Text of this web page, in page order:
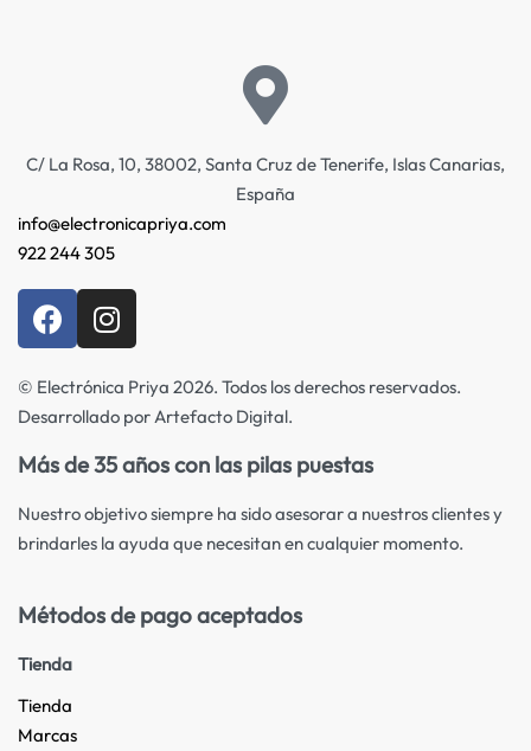
C/ La Rosa, 10, 38002, Santa Cruz de Tenerife, Islas Canarias,
España
info@electronicapriya.com
922 244 305
© Electrónica Priya 2026. Todos los derechos reservados.
Desarrollado por Artefacto Digital.
Más de 35 años con las pilas puestas
Nuestro objetivo siempre ha sido asesorar a nuestros clientes y
brindarles la ayuda que necesitan en cualquier momento.
Métodos de pago aceptados
Tienda
Tienda
Marcas